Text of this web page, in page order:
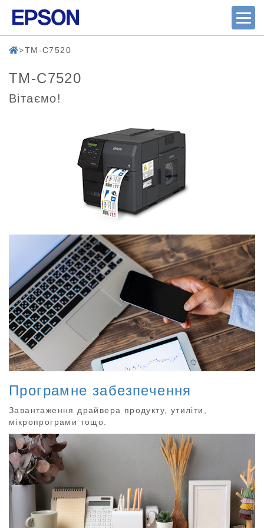
TM-C7520
TM-C7520
Вітаємо!
Програмне забезпечення
Завантаження драйвера продукту, утиліти,
мікропрограми тощо.